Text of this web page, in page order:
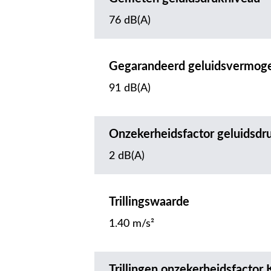
76 dB(A)
Gegarandeerd
91 dB(A)
Onzekerheidsfactor
2 dB(A)
Trillingswaarde
1.40 m/s²